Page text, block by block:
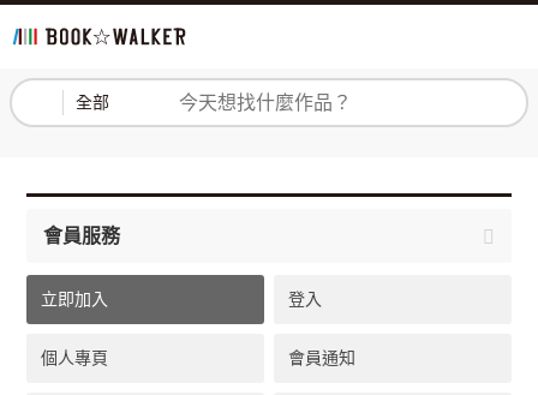
全部 登入 註冊
會員服務
立即加入 登入
個人專頁 會員通知